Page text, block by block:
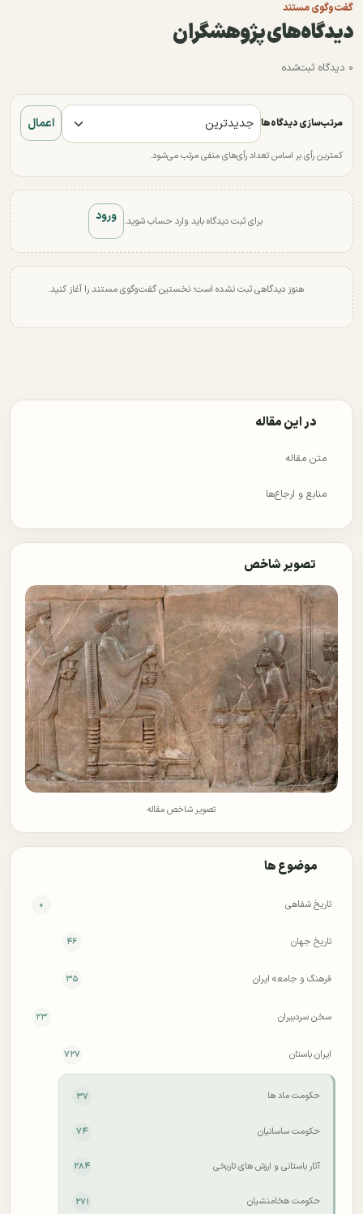
گفت‌وگوی مستند
دیدگاه‌های پژوهشگران
۰ دیدگاه ثبت‌شده
مرتب‌سازی دیدگاه‌ها اعمال
کمترین رأی بر اساس تعداد رأی‌های منفی مرتب می‌شود.
برای ثبت دیدگاه باید وارد حساب شوید. ورود
هنوز دیدگاهی ثبت نشده است؛ نخستین گفت‌وگوی مستند را آغاز کنید.
در این مقاله
متن مقاله
منابع و ارجاع‌ها
تصویر شاخص
تصویر شاخص مقاله
موضوع ها
تاریخ شفاهی ۰
تاریخ جهان ۴۶
فرهنگ و جامعه ایران ۳۵
سخن سردبیران ۲۳
ایران باستان ۷۲۷
حکومت ماد ها ۳۷
حکومت ساسانیان ۷۴
آثار باستانی و ارزش های تاریخی ۲۸۴
حکومت هخامنشیان ۲۷۱